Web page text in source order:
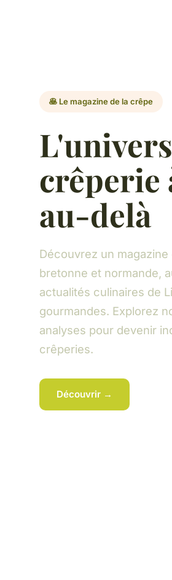
🥞 Le magazine de la crêpe
crêperie
au-delà
Découvrez un
bretonne et normande,
actualités culinaires de
gourmandes. Explorez
analyses pour devenir
crêperies.
Découvrir →